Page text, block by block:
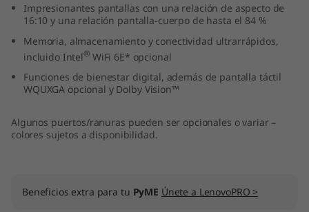
e
Impresionantes pantallas con una relación de aspecto de
16:10 y una relación pantalla-cuerpo de hasta el 84 %
Memoria, almacenamiento y conectividad ultrarrápidos,
incluido Intel® WiFi 6E* opcional
Funciones de bienestar digital, además de pantalla táctil
WQUXGA opcional y Dolby Vision™
Algunos puertos/ranuras pueden ser opcionales o variar –
colores sujetos a disponibilidad.
Beneficios extra para tu PyME Únete a LenovoPRO >